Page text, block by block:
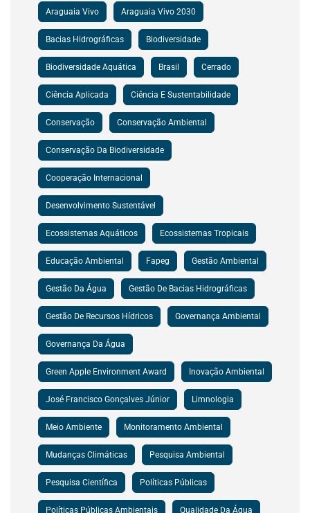
Araguaia Vivo Araguaia Vivo 2030
Bacias Hidrográficas Biodiversidade
Biodiversidade Aquática Brasil Cerrado
Ciência Aplicada Ciência E Sustentabilidade
Conservação Conservação Ambiental
Conservação Da Biodiversidade
Cooperação Internacional
Desenvolvimento Sustentável
Ecossistemas Aquáticos Ecossistemas Tropicais
Educação Ambiental Fapeg Gestão Ambiental
Gestão Da Água Gestão De Bacias Hidrográficas
Gestão De Recursos Hídricos Governança Ambiental
Governança Da Água
Green Apple Environment Award Inovação Ambiental
José Francisco Gonçalves Júnior Limnologia
Meio Ambiente Monitoramento Ambiental
Mudanças Climáticas Pesquisa Ambiental
Pesquisa Científica Políticas Públicas
Políticas Públicas Ambientais Qualidade Da Água